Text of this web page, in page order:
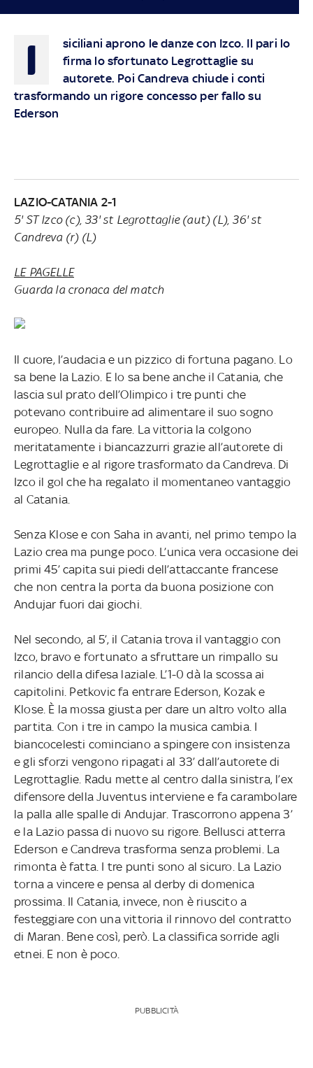
I
siciliani aprono le danze con Izco. Il pari lo
firma lo sfortunato Legrottaglie su
autorete. Poi Candreva chiude i conti
trasformando un rigore concesso per fallo su
Ederson
LAZIO-CATANIA 2-1
5' ST Izco (c), 33' st Legrottaglie (aut) (L), 36' st
Candreva (r) (L)
LE PAGELLE
Guarda la cronaca del match
Il cuore, l’audacia e un pizzico di fortuna pagano. Lo
sa bene la Lazio. E lo sa bene anche il Catania, che
lascia sul prato dell’Olimpico i tre punti che
potevano contribuire ad alimentare il suo sogno
europeo. Nulla da fare. La vittoria la colgono
meritatamente i biancazzurri grazie all’autorete di
Legrottaglie e al rigore trasformato da Candreva. Di
Izco il gol che ha regalato il momentaneo vantaggio
al Catania.
Senza Klose e con Saha in avanti, nel primo tempo la
Lazio crea ma punge poco. L’unica vera occasione dei
primi 45’ capita sui piedi dell’attaccante francese
che non centra la porta da buona posizione con
Andujar fuori dai giochi.
Nel secondo, al 5’, il Catania trova il vantaggio con
Izco, bravo e fortunato a sfruttare un rimpallo su
rilancio della difesa laziale. L’1-0 dà la scossa ai
capitolini. Petkovic fa entrare Ederson, Kozak e
Klose. È la mossa giusta per dare un altro volto alla
partita. Con i tre in campo la musica cambia. I
biancocelesti cominciano a spingere con insistenza
e gli sforzi vengono ripagati al 33’ dall’autorete di
Legrottaglie. Radu mette al centro dalla sinistra, l’ex
difensore della Juventus interviene e fa carambolare
la palla alle spalle di Andujar. Trascorrono appena 3’
e la Lazio passa di nuovo su rigore. Bellusci atterra
Ederson e Candreva trasforma senza problemi. La
rimonta è fatta. I tre punti sono al sicuro. La Lazio
torna a vincere e pensa al derby di domenica
prossima. Il Catania, invece, non è riuscito a
festeggiare con una vittoria il rinnovo del contratto
di Maran. Bene così, però. La classifica sorride agli
etnei. E non è poco.
PUBBLICITÀ